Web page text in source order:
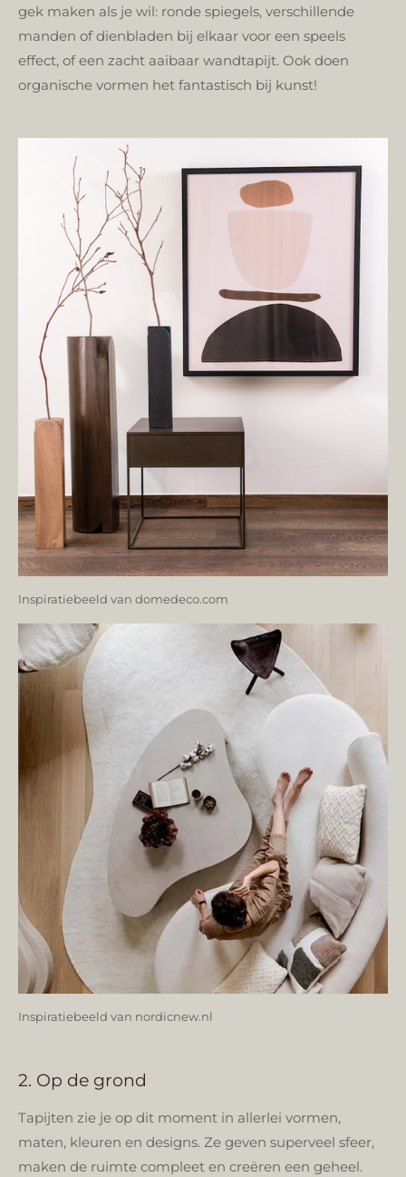
gek maken als je wil: ronde spiegels, verschillende
manden of dienbladen bij elkaar voor een speels
effect, of een zacht aaibaar wandtapijt. Ook doen
organische vormen het fantastisch bij kunst!
Inspiratiebeeld van domedeco.com
Inspiratiebeeld van nordicnew.nl
2. Op de grond
Tapijten zie je op dit moment in allerlei vormen,
maten, kleuren en designs. Ze geven superveel sfeer,
maken de ruimte compleet en creëren een geheel.